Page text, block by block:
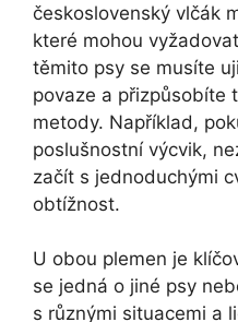
československý vlčák
které mohou vyžadovat
těmito psy se musíte
povaze a přizpůsobíte
metody. Například,
poslušnostní výcvik,
začít s jednoduchými
obtížnost.
U obou plemen je
se jedná o jiné psy
s různými situacemi a